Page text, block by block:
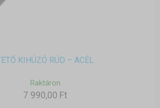
KIHÚZÓ RÚD – ACÉL
Raktáron
7 990,00 Ft